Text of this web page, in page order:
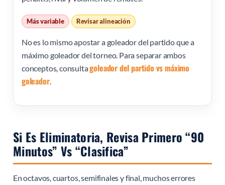
Más variable Revisar alineación
No es lo mismo apostar a goleador del partido que a
máximo goleador del torneo. Para separar ambos
conceptos, consultagoleador del partido vs máximo
goleador.
Si Es Eliminatoria, Revisa Primero “90
Minutos” Vs “clasifica”
En octavos, cuartos, semifinales y final, muchos errores